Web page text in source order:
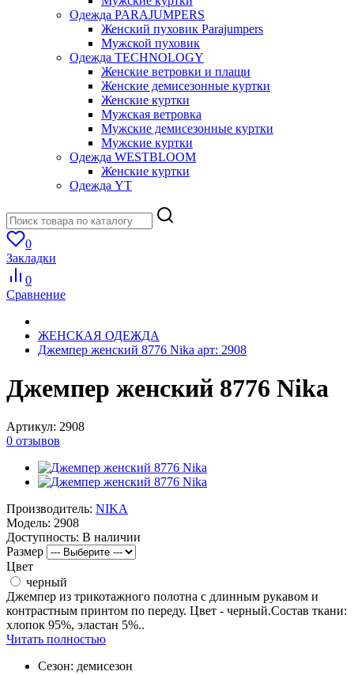
Одежда PARAJUMPERS
Женский пуховик Parajumpers
Мужской пуховик
Одежда TECHNOLOGY
Женские ветровки и плащи
Женские демисезонные куртки
Женские куртки
Мужская ветровка
Мужские демисезонные куртки
Мужские куртки
Одежда WESTBLOOM
Женские куртки
Одежда YT
0
Закладки
0
Сравнение
ЖЕНСКАЯ ОДЕЖДА
Джемпер женский 8776 Nika арт: 2908
Джемпер женский 8776 Nika
Артикул: 2908
0 отзывов
Производитель: NIKA
Модель: 2908
Доступность: В наличии
Размер
Цвет
черный
Джемпер из трикотажного полотна с длинным рукавом и
контрастным принтом по переду. Цвет - черный.Состав ткани:
хлопок 95%, эластан 5%..
Читать полностью
Сезон: демисезон